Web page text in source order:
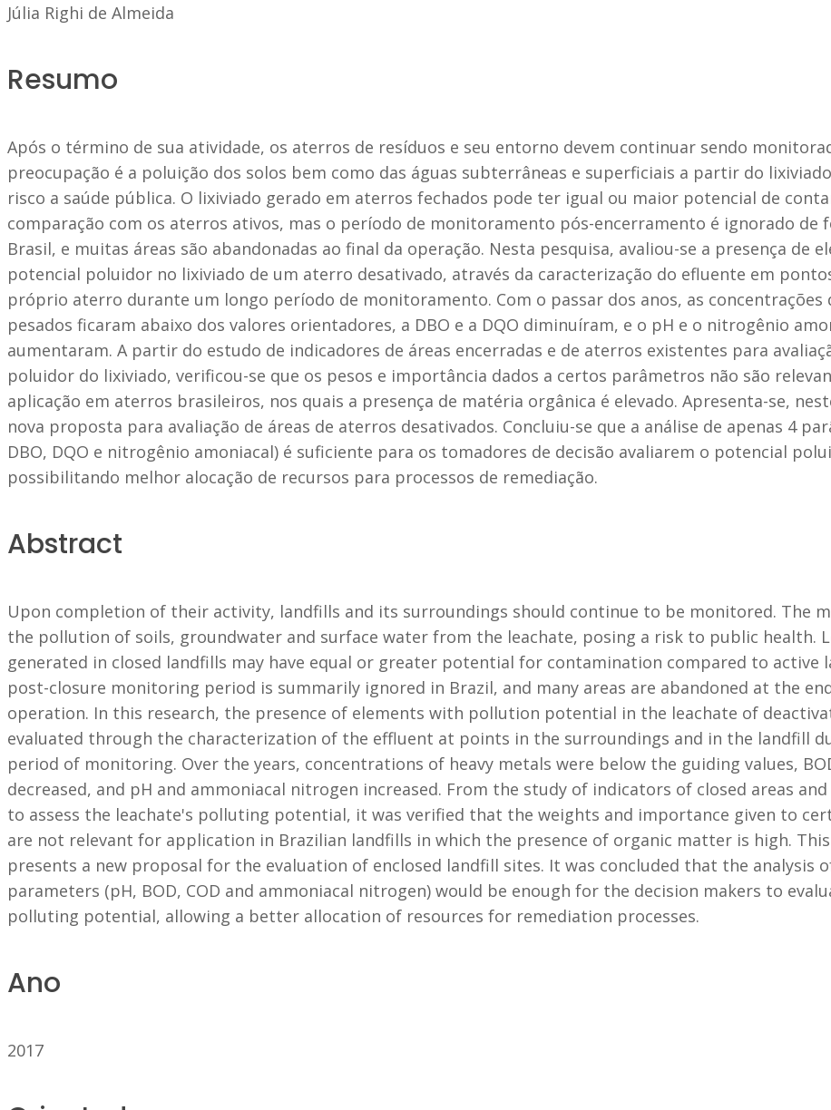
Júlia Righi de Almeida
Resumo
Após o término de sua atividade, os aterros de resíduos e seu entorno devem continuar sendo
preocupação é a poluição dos solos bem como das águas subterrâneas e superficiais a partir do
risco a saúde pública. O lixiviado gerado em aterros fechados pode ter igual ou maior potencial de
comparação com os aterros ativos, mas o período de monitoramento pós-encerramento é ignorado de
Brasil, e muitas áreas são abandonadas ao final da operação. Nesta pesquisa, avaliou-se a presença de
potencial poluidor no lixiviado de um aterro desativado, através da caracterização do efluente em
próprio aterro durante um longo período de monitoramento. Com o passar dos anos, as concentrações
pesados ficaram abaixo dos valores orientadores, a DBO e a DQO diminuíram, e o pH e o nitrogênio
aumentaram. A partir do estudo de indicadores de áreas encerradas e de aterros existentes para
poluidor do lixiviado, verificou-se que os pesos e importância dados a certos parâmetros não são
aplicação em aterros brasileiros, nos quais a presença de matéria orgânica é elevado. Apresenta-se,
nova proposta para avaliação de áreas de aterros desativados. Concluiu-se que a análise de apenas 4
DBO, DQO e nitrogênio amoniacal) é suficiente para os tomadores de decisão avaliarem o potencial
possibilitando melhor alocação de recursos para processos de remediação.
Abstract
Upon completion of their activity, landfills and its surroundings should continue to be monitored. The
the pollution of soils, groundwater and surface water from the leachate, posing a risk to public health.
generated in closed landfills may have equal or greater potential for contamination compared to active
post-closure monitoring period is summarily ignored in Brazil, and many areas are abandoned at the
operation. In this research, the presence of elements with pollution potential in the leachate of
evaluated through the characterization of the effluent at points in the surroundings and in the landfill
period of monitoring. Over the years, concentrations of heavy metals were below the guiding values,
decreased, and pH and ammoniacal nitrogen increased. From the study of indicators of closed areas
to assess the leachate's polluting potential, it was verified that the weights and importance given to
are not relevant for application in Brazilian landfills in which the presence of organic matter is high.
presents a new proposal for the evaluation of enclosed landfill sites. It was concluded that the analysis
parameters (pH, BOD, COD and ammoniacal nitrogen) would be enough for the decision makers to
polluting potential, allowing a better allocation of resources for remediation processes.
Ano
2017